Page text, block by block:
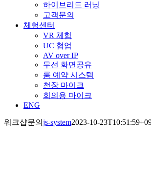
하이브리드 러닝
고객문의
체험센터
VR 체험
UC 협업
AV over IP
무선 화면공유
룸 예약 시스템
천장 마이크
회의용 마이크
ENG
워크샵문의 js-system2023-10-